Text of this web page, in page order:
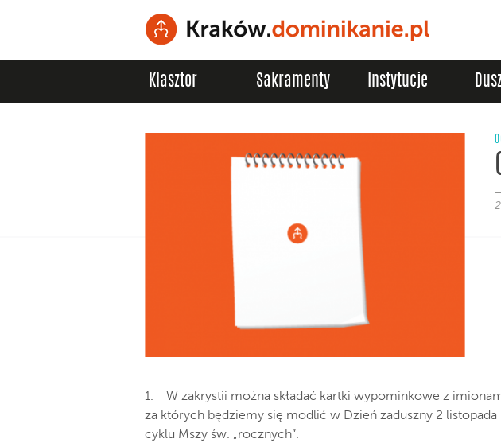
Klasztor Sakramenty Instytucje
1. W zakrystii można składać kartki wypominkowe z
za których będziemy się modlić w Dzień zaduszny 2
cyklu Mszy św. „rocznych”.